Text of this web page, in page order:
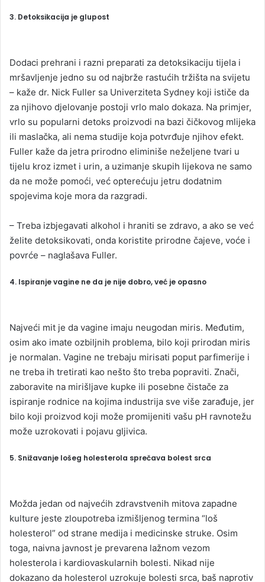
3. Detoksikacija je glupost
Dodaci prehrani i razni preparati za detoksikaciju tijela i
mršavljenje jedno su od najbrže rastućih tržišta na svijetu
– kaže dr. Nick Fuller sa Univerziteta Sydney koji ističe da
za njihovo djelovanje postoji vrlo malo dokaza. Na primjer,
vrlo su popularni detoks proizvodi na bazi čičkovog mlijeka
ili maslačka, ali nema studije koja potvrđuje njihov efekt.
Fuller kaže da jetra prirodno eliminiše neželjene tvari u
tijelu kroz izmet i urin, a uzimanje skupih lijekova ne samo
da ne može pomoći, već opterećuju jetru dodatnim
spojevima koje mora da razgradi.
– Treba izbjegavati alkohol i hraniti se zdravo, a ako se već
želite detoksikovati, onda koristite prirodne čajeve, voće i
povrće – naglašava Fuller.
4. Ispiranje vagine ne da je nije dobro, već je opasno
Najveći mit je da vagine imaju neugodan miris. Međutim,
osim ako imate ozbiljnih problema, bilo koji prirodan miris
je normalan. Vagine ne trebaju mirisati poput parfimerije i
ne treba ih tretirati kao nešto što treba popraviti. Znači,
zaboravite na mirišljave kupke ili posebne čistače za
ispiranje rodnice na kojima industrija sve više zarađuje, jer
bilo koji proizvod koji može promijeniti vašu pH ravnotežu
može uzrokovati i pojavu gljivica.
5. Snižavanje lošeg holesterola sprečava bolest srca
Možda jedan od najvećih zdravstvenih mitova zapadne
kulture jeste zloupotreba izmišljenog termina “loš
holesterol” od strane medija i medicinske struke. Osim
toga, naivna javnost je prevarena lažnom vezom
holesterola i kardiovaskularnih bolesti. Nikad nije
dokazano da holesterol uzrokuje bolesti srca, baš naprotiv